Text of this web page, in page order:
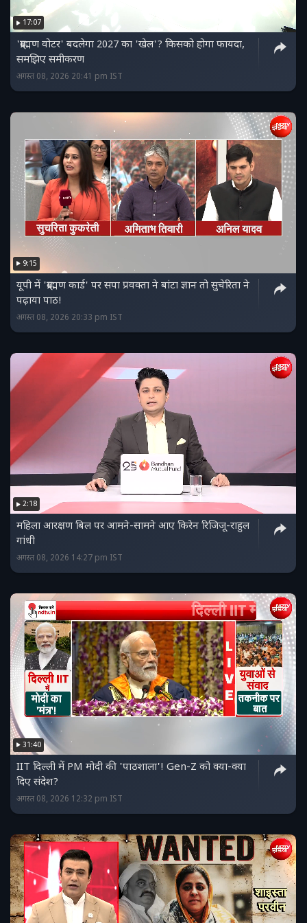
17:07
'ब्राह्मण वोटर' बदलेगा 2027 का 'खेल'? किसको होगा फायदा,
समझिए समीकरण
अगस्त 08, 2026 20:41 pm IST
9:15
यूपी में 'ब्राह्मण कार्ड' पर सपा प्रवक्ता ने बांटा ज्ञान तो सुचेरिता ने
पढ़ाया पाठ!
अगस्त 08, 2026 20:33 pm IST
2:18
महिला आरक्षण बिल पर आमने-सामने आए किरेन रिजिजू-राहुल
गांधी
अगस्त 08, 2026 14:27 pm IST
31:40
IIT दिल्ली में PM मोदी की 'पाठशाला'! Gen-Z को क्या-क्या
दिए संदेश?
अगस्त 08, 2026 12:32 pm IST